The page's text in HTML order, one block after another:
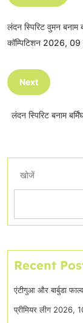
लंदन स्पिरिट वुमन
कॉम्पिटिशन 2026,
Next
लंदन स्पिरिट बनाम
खोजें
Recent
एंटीगुआ और बार्बुडा
प्रीमियर लीग